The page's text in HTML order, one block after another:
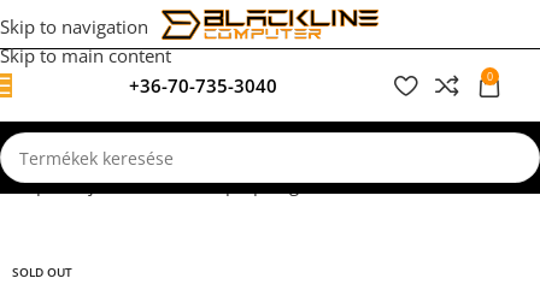
Skip to navigation
Skip to main content
+36-70-735-3040
0
Felújított, használt laptopok garanciával Irodai Munkához
SOLD OUT